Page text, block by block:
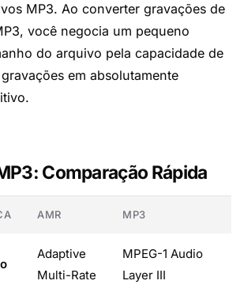
MP3. Ao converter gravações de
você negocia um pequeno
do arquivo pela capacidade de
em absolutamente
Comparação Rápida
AMR MP3
Adaptive
Multi-Rate
MPEG-1 Audio
Layer III